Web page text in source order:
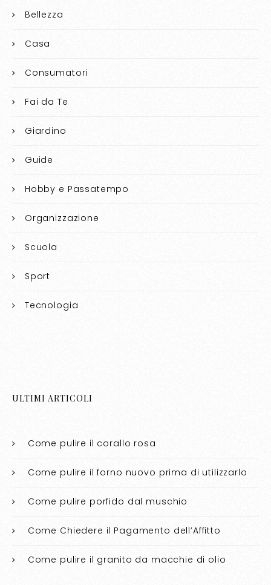
Bellezza
Casa
Consumatori
Fai da Te
Giardino
Guide
Hobby e Passatempo
Organizzazione
Scuola
Sport
Tecnologia
ULTIMI ARTICOLI
Come pulire il corallo rosa​​
Come pulire il forno nuovo prima di utilizzarlo​​
Come pulire porfido dal muschio​​
Come Chiedere il Pagamento dell’Affitto
Come pulire il granito da macchie di olio​​